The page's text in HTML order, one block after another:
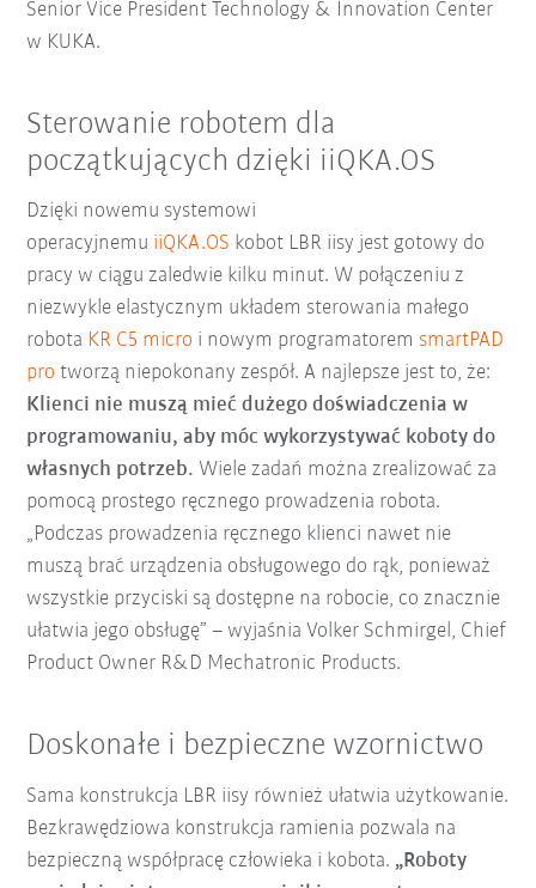
Senior Vice President Technology & Innovation Center
w KUKA.
Sterowanie robotem dla
początkujących dzięki iiQKA.OS
Dzięki nowemu systemowi
operacyjnemu iiQKA.OS kobot LBR iisy jest gotowy do
pracy w ciągu zaledwie kilku minut. W połączeniu z
niezwykle elastycznym układem sterowania małego
robota KR C5 micro i nowym programatorem smartPAD
pro tworzą niepokonany zespół. A najlepsze jest to, że:
Klienci nie muszą mieć dużego doświadczenia w
programowaniu, aby móc wykorzystywać koboty do
własnych potrzeb. Wiele zadań można zrealizować za
pomocą prostego ręcznego prowadzenia robota.
„Podczas prowadzenia ręcznego klienci nawet nie
muszą brać urządzenia obsługowego do rąk, ponieważ
wszystkie przyciski są dostępne na robocie, co znacznie
ułatwia jego obsługę” – wyjaśnia Volker Schmirgel, Chief
Product Owner R&D Mechatronic Products.
Doskonałe i bezpieczne wzornictwo
Sama konstrukcja LBR iisy również ułatwia użytkowanie.
Bezkrawędziowa konstrukcja ramienia pozwala na
bezpieczną współpracę człowieka i kobota. „Roboty